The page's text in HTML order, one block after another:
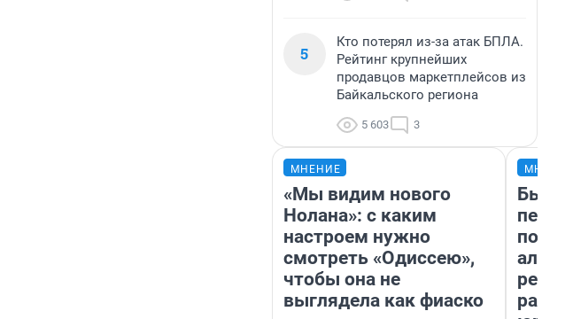
5
Кто потерял из-за атак БПЛА.
Рейтинг крупнейших
продавцов маркетплейсов из
Байкальского региона
5 603 3
МНЕНИЕ
«Мы видим нового
Нолана»: с каким
настроем нужно
смотреть «Одиссею»,
чтобы она не
выглядела как фиаско
Был